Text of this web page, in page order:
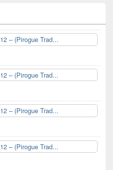
– (Pirogue Trad...
– (Pirogue Trad...
– (Pirogue Trad...
– (Pirogue Trad...